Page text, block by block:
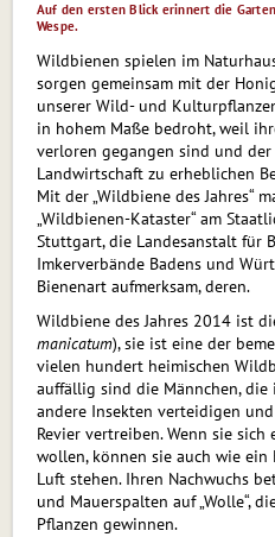
Auf den ersten Blick erinnert die
Wespe.
Wildbienen spielen im
sorgen gemeinsam mit der
unserer Wild- und
in hohem Maße bedroht, weil
verloren gegangen sind und
Landwirtschaft zu erheblichen
Mit der „Wildbiene des Jahres“
„Wildbienen-Kataster“ am
Stuttgart, die Landesanstalt für
Imkerverbände Badens und
Bienenart aufmerksam, deren.
Wildbiene des Jahres 2014 ist
manicatum), sie ist eine der
vielen hundert heimischen
auffällig sind die Männchen,
andere Insekten verteidigen
Revier vertreiben. Wenn sie
wollen, können sie auch wie
Luft stehen. Ihren Nachwuchs
und Mauerspalten auf „Wolle“,
Pflanzen gewinnen.